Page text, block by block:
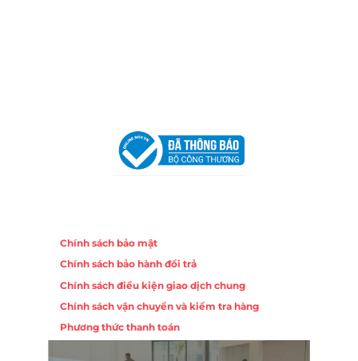
Chính sách bảo mật
Chính sách bảo hành đổi trả
Chính sách điều kiện giao dịch chung
Chính sách vận chuyển và kiểm tra hàng
Phương thức thanh toán